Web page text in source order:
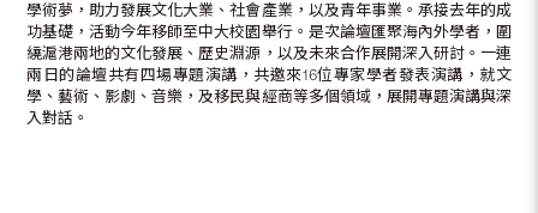
學術夢，助力發展文化大業、社會產業，以及青年事業。承接去年的成
功基礎，活動今年移師至中大校園舉行。是次論壇匯聚海內外學者，圍
繞滬港兩地的文化發展、歷史淵源，以及未來合作展開深入研討。一連
兩日的論壇共有四場專題演講，共邀來16位專家學者發表演講，就文
學、藝術、影劇、音樂，及移民與經商等多個領域，展開專題演講與深
入對話。